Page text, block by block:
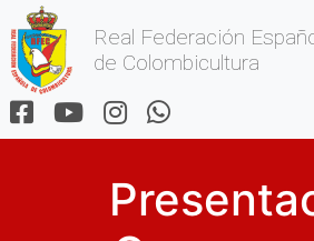
Real Federación
de Colombicultura